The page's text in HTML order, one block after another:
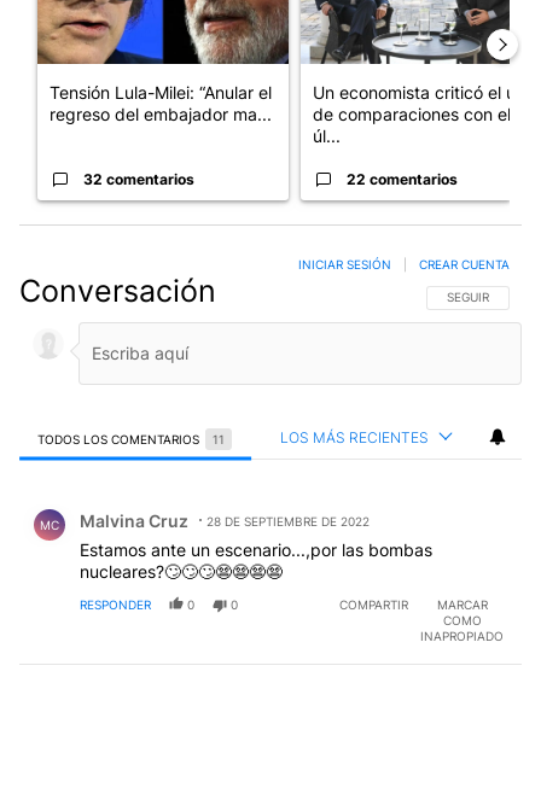
Tensión Lula-Milei: “Anular el
regreso del embajador ma...
32 comentarios
Un economista criticó el uso
de comparaciones con el
úl...
22 comentarios
Conversación SIGA ESTA
SEGUIR
INICIAR SESIÓN CREAR CUENTA
TODOS LOS COMENTARIOS 11 LOS MÁS RECIENTES
MC Malvina Cruz 28 DE SEPTIEMBRE DE 2022
Estamos ante un escenario...,por las bombas
nucleares?🙄🙄🙄😨😨😨😨
RESPONDER 0 0 COMPARTIR
MARCAR
COMO
INAPROPIADO